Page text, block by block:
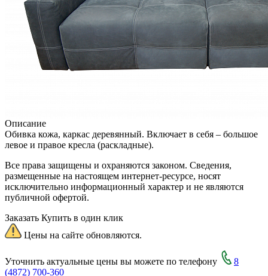
Описание
Обивка кожа, каркас деревянный. Включает в себя – большое
левое и правое кресла (раскладные).
Все права защищены и охраняются законом. Сведения,
размещенные на настоящем интернет-ресурсе, носят
исключительно информационный характер и не являются
публичной офертой.
Заказать Купить в один клик
Цены на сайте обновляются.
Уточнить актуальные цены вы можете по телефону
8
(4872) 700-360